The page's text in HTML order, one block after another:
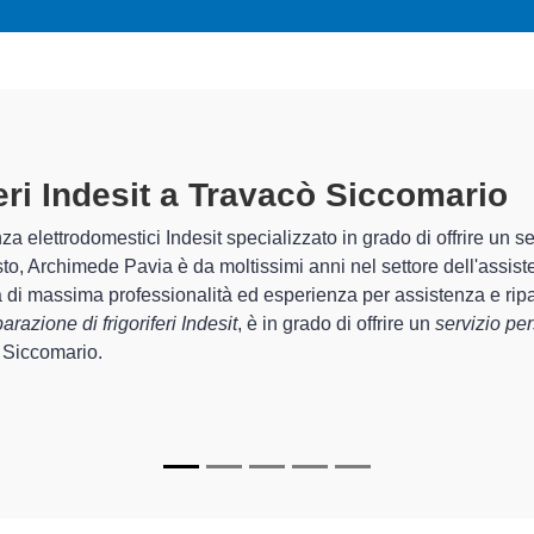
Tecnici Frigoriferi Indesit A
preparati
I tecnici specializzati di Archimede Pavia sono in
provincia per quel che riguarda la sistemazione e
del corretto funzionamento degli apparecchi.
In più,